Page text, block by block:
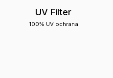
UV Filter
100% UV ochrana